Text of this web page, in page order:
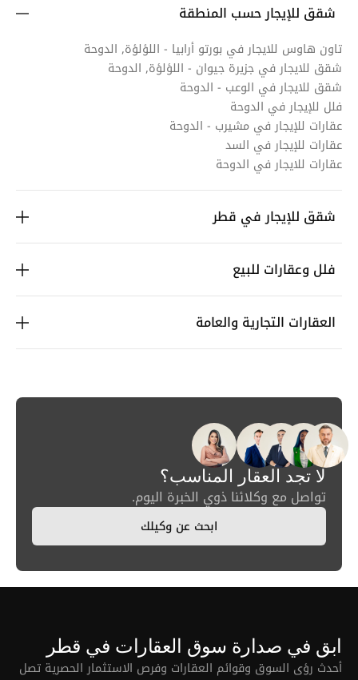
شقق للإيجار حسب المنطقة
تاون هاوس للايجار في بورتو أرابيا - اللؤلؤة, الدوحة
شقق للايجار في جزيرة جيوان - اللؤلؤة, الدوحة
شقق للايجار في الوعب - الدوحة
فلل للإيجار في الدوحة
عقارات للإيجار في مشيرب - الدوحة
عقارات للإيجار في السد
عقارات للايجار في الدوحة
شقق للإيجار في قطر
فلل وعقارات للبيع
العقارات التجارية والعامة
لا تجد العقار المناسب؟
تواصل مع وكلائنا ذوي الخبرة اليوم.
ابحث عن وكيلك
ابق في صدارة سوق العقارات في قطر
أحدث رؤى السوق وقوائم العقارات وفرص الاستثمار الحصرية تصل